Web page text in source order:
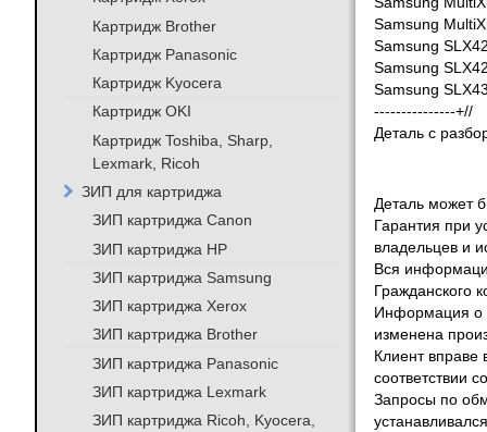
Samsung
Samsung
Samsung
Samsung
---------------+//
Деталь с
Деталь может
Гарантия при
владельцев и
Вся
Гражданского
Информация о
изменена
Клиент вправе
соответствии
Запросы по
Картридж Brother
Картридж Panasonic
Картридж Kyocera
Картридж OKI
Картридж Toshiba, Sharp,
Lexmark, Ricoh
ЗИП для картриджа
ЗИП картриджа Canon
ЗИП картриджа HP
ЗИП картриджа Samsung
ЗИП картриджа Xerox
ЗИП картриджа Brother
ЗИП картриджа Panasonic
ЗИП картриджа Lexmark
ЗИП картриджа Ricoh, Kyocera,